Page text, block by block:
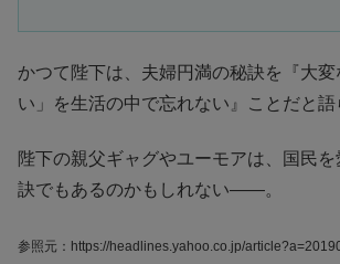
かつて陛下は、夫婦円満の秘訣を『大
い」を生活の中で忘れない』ことだと語
陛下の親父ギャグやユーモアは、国民
訣でもあるのかもしれない――。
参照元：https://headlines.yahoo.co.jp/